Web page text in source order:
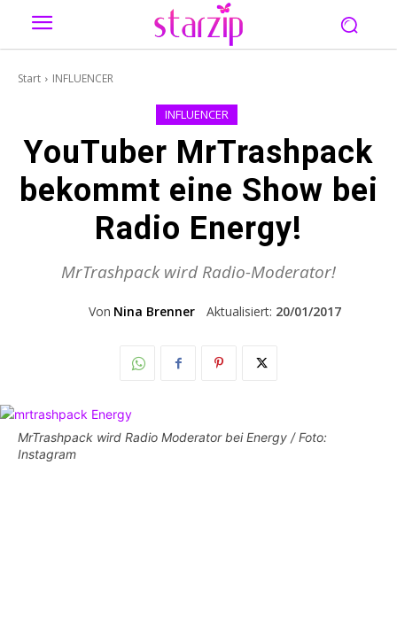
Start INFLUENCER
INFLUENCER
YouTuber MrTrashpack
bekommt eine Show bei
Radio Energy!
MrTrashpack wird Radio-Moderator!
Von Nina Brenner Aktualisiert: 20/01/2017
MrTrashpack wird Radio Moderator bei Energy / Foto:
Instagram